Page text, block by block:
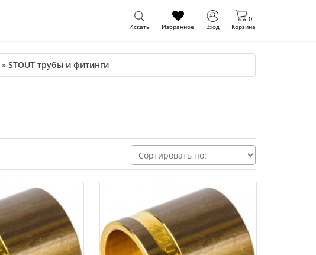
0
Корзина
Вход
Искать Избранное
» STOUT трубы и фитинги